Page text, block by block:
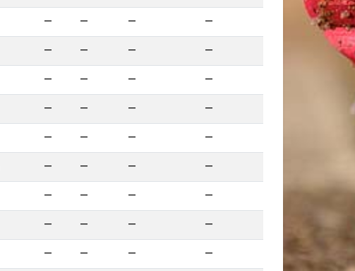
— — — —
— — — —
— — — —
— — — —
— — — —
— — — —
— — — —
— — — —
— — — —